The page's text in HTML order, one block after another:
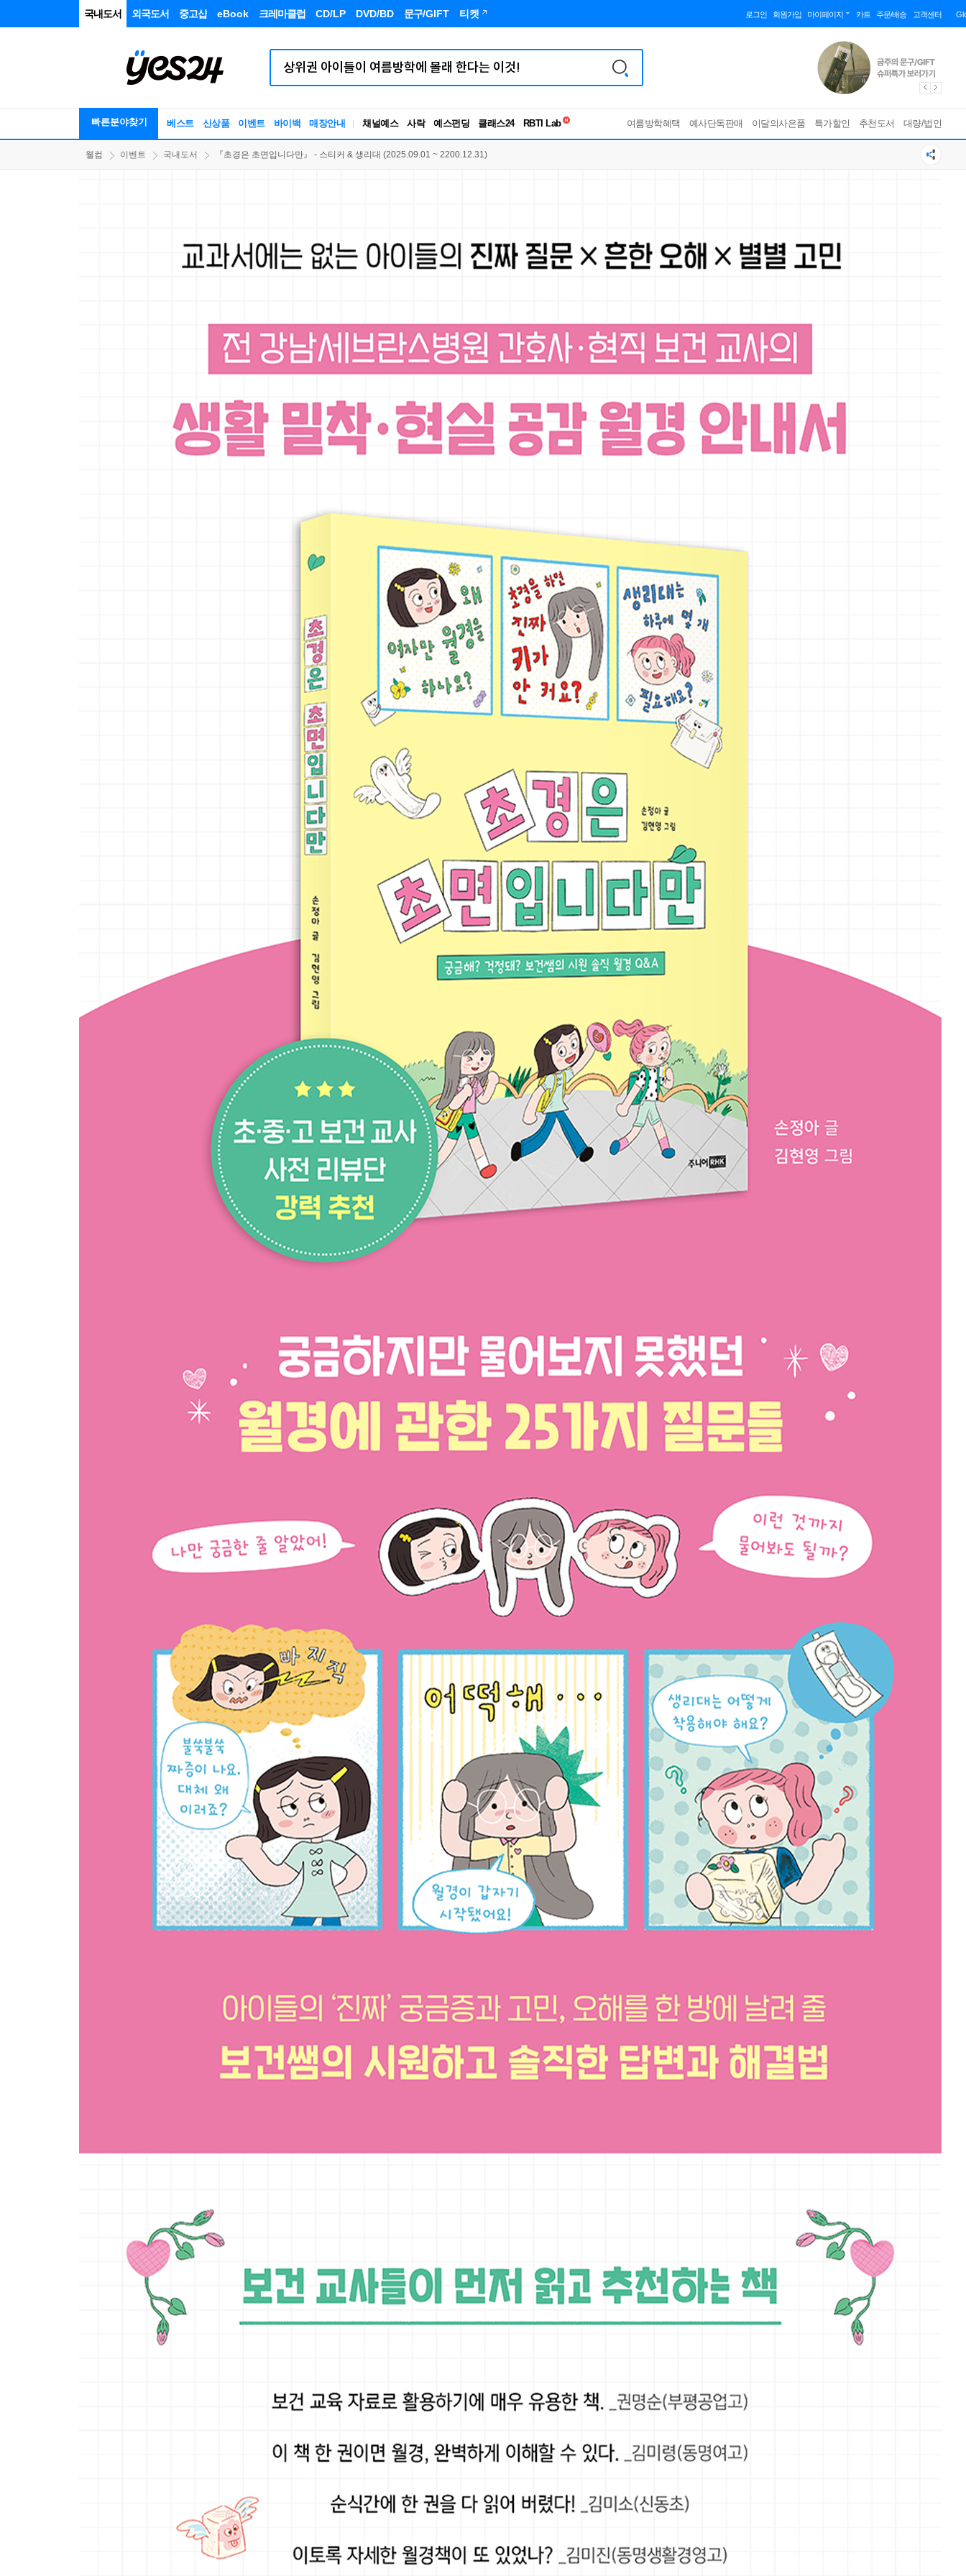
국내도서 외국도서 중고샵 eBook 크레마클럽 CD/LP DVD/BD 문구/GIFT 티켓 로그인 회원가입 마이페이지 카트 주문/배송 고객센터
빠른분야찾기 베스트 신상품 이벤트 바이백 매장안내 채널예스 사락 예스펀딩 클래스24
RBTI Lab
독서유형검사
여름방학혜택 예사단독판매 이달의사은품 특가할인 추천도서 대량/법인
웰컴 이벤트 국내도서 『초경은 초면입니다만』 - 스티커 & 생리대 (2025.09.01 ~ 2200.12.31)